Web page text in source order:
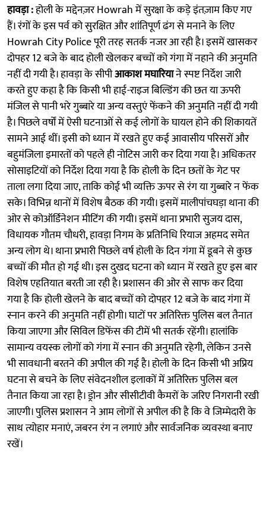
हावड़ा :होली के मद्देनज़र Howrah में सुरक्षा के कड़े इंतज़ाम किए गए
हैं। रंगों के इस पर्व को सुरक्षित और शांतिपूर्ण ढंग से मनाने के लिए
Howrah City Police पूरी तरह सतर्क नजर आ रही है। इसमें खासकर
दोपहर 12 बजे के बाद होली खेलकर बच्चों को गंगा में नहाने की अनुमति
नहीं दी गयी है। हावड़ा के सीपीआकाश मघारियाने स्पष्ट निर्देश जारी
करते हुए कहा है कि किसी भी हाई-राइज बिल्डिंग की छत या ऊपरी
मंजिल से पानी भरे गुब्बारे या अन्य वस्तुएं फेंकने की अनुमति नहीं दी गयी
है। पिछले वर्षों में ऐसी घटनाओं से कई लोगों के घायल होने की शिकायतें
सामने आई थीं। इसी को ध्यान में रखते हुए कई आवासीय परिसरों और
बहुमंजिला इमारतों को पहले ही नोटिस जारी कर दिया गया है। अधिकतर
सोसाइटियों को निर्देश दिया गया है कि होली के दिन छतों के गेट पर
ताला लगा दिया जाए, ताकि कोई भी व्यक्ति ऊपर से रंग या गुब्बारे न फेंक
सके। विभिन्न थानों में विशेष बैठक की गयी। इसमें मालीपांचघड़ा थाना की
ओर से कोऑर्डिनेशन मीटिंग की गयी। इसमें थाना प्रभारी सुजय दास,
विधायक गौतम चौधरी, हावड़ा निगम के प्रतिनिधि रियाज अहमद समेत
अन्य लोग थे। थाना प्रभारी पिछले वर्ष होली के दिन गंगा में डूबने से कुछ
बच्चों की मौत हो गई थी। इस दुखद घटना को ध्यान में रखते हुए इस बार
विशेष एहतियात बरती जा रही है। प्रशासन की ओर से साफ कर दिया
गया है कि होली खेलने के बाद बच्चों को दोपहर 12 बजे के बाद गंगा में
स्नान करने की अनुमति नहीं होगी। घाटों पर अतिरिक्त पुलिस बल तैनात
किया जाएगा और सिविल डिफेंस की टीमें भी सतर्क रहेंगी। हालांकि
सामान्य वयस्क लोगों को गंगा में स्नान की अनुमति रहेगी, लेकिन उनसे
भी सावधानी बरतने की अपील की गई है। होली के दिन किसी भी अप्रिय
घटना से बचने के लिए संवेदनशील इलाकों में अतिरिक्त पुलिस बल
तैनात किया जा रहा है। ड्रोन और सीसीटीवी कैमरों के जरिए निगरानी रखी
जाएगी। पुलिस प्रशासन ने आम लोगों से अपील की है कि वे जिम्मेदारी के
साथ त्योहार मनाएं, जबरन रंग न लगाएं और सार्वजनिक व्यवस्था बनाए
रखें।